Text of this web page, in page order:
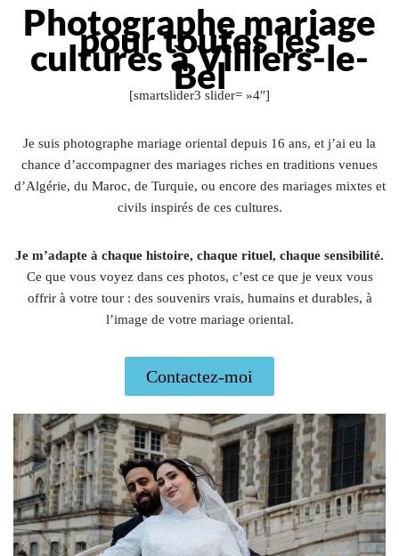
Photographe mariage
pour toutes les
cultures à Villiers-le-
Bel
[smartslider3 slider= »4″]
Je suis photographe mariage oriental depuis 16 ans, et j’ai eu la
chance d’accompagner des mariages riches en traditions venues
d’Algérie, du Maroc, de Turquie, ou encore des mariages mixtes et
civils inspirés de ces cultures.
Je m’adapte à chaque histoire, chaque rituel, chaque sensibilité.
Ce que vous voyez dans ces photos, c’est ce que je veux vous
offrir à votre tour : des souvenirs vrais, humains et durables, à
l’image de votre mariage oriental.
Contactez-moi